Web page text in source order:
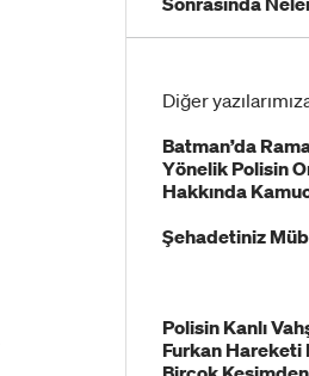
Diğer
Batman’da
Yönelik Polisin
Hakkında
Şehadetiniz
Polisin Kanlı
Furkan Hareketi